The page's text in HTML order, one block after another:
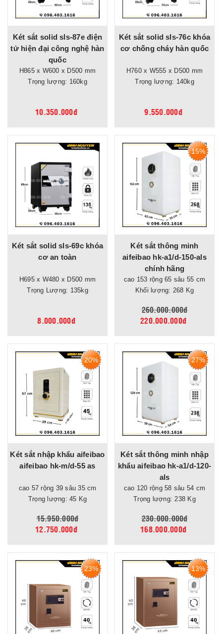
Két sắt solid sls-87e điện
tử hiện đại công nghệ hàn
quốc
H865 x W600 x D500 mm
Trọng lượng: 160kg
10.350.000đ
Két sắt solid sls-76c khóa
cơ chống cháy hàn quốc
H760 x W555 x D500 mm
Trọng lượng: 140kg
9.550.000đ
Két sắt solid sls-69c khóa
cơ an toàn
H695 x W480 x D500 mm
Trọng Lượng: 135kg
8.000.000đ
15%
Két sắt thông minh
aifeibao hk-a1/d-150-als
chính hãng
cao 153 rộng 65 sâu 55 cm
Khối lượng: 268 Kg
260.000.000đ
220.000.000đ
20%
Két sắt nhập khẩu aifeibao
aifeibao hk-m/d-55 as
cao 57 rộng 39 sâu 35 cm
Trọng lượng: 45 Kg
15.950.000đ
12.750.000đ
27%
Két sắt thông minh nhập
khẩu aifeibao hk-a1/d-120-
als
cao 120 rộng 58 sâu 54 cm
Trọng lượng: 238 Kg
230.000.000đ
168.000.000đ
23% 13%